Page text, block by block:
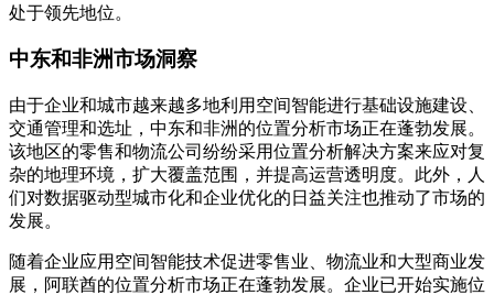
处于领先地位。
中东和非洲市场洞察
由于企业和城市越来越多地利用空间智能进行基础设施建设、
交通管理和选址，中东和非洲的位置分析市场正在蓬勃发展。
该地区的零售和物流公司纷纷采用位置分析解决方案来应对复
杂的地理环境，扩大覆盖范围，并提高运营透明度。此外，人
们对数据驱动型城市化和企业优化的日益关注也推动了市场的
发展。
随着企业应用空间智能技术促进零售业、物流业和大型商业发
展，阿联酋的位置分析市场正在蓬勃发展。企业已开始实施位